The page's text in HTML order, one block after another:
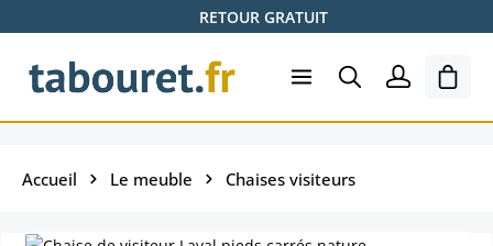
Passer au contenu principalRETOUR GRATUIT
Le
Accueil Le meuble Chaises visiteurs